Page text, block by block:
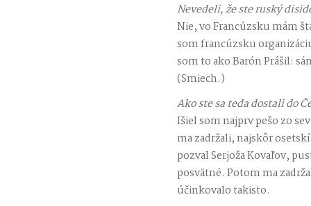
Nevedeli, že ste ruský
Nie, vo Francúzsku mám
som francúzsku
som to ako Barón Prášil:
(Smiech.)
Ako ste sa teda dostali do
Išiel som najprv pešo zo
ma zadržali, najskôr
pozval Serjoža Kovaľov,
posvätné. Potom ma
účinkovalo takisto.